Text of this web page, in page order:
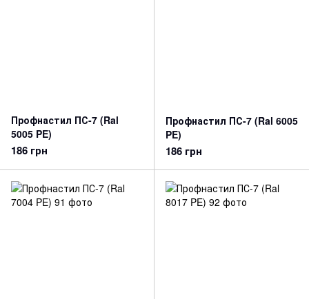
Профнастил ПС-7 (Ral
5005 PE)
186 грн
Профнастил ПС-7 (Ral 6005
PE)
186 грн